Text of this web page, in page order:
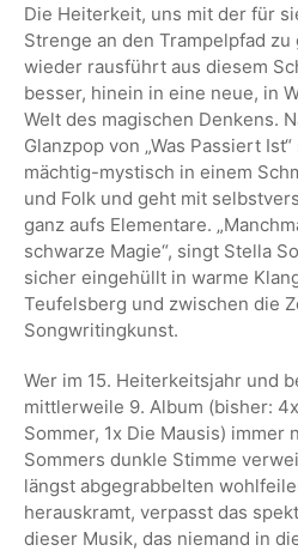
Die Heiterkeit, uns mit der für
Strenge an den Trampelpfad
wieder rausführt aus diesem
besser, hinein in eine neue, in
Welt des magischen Denkens.
Glanzpop von „Was Passiert
mächtig-mystisch in einem
und Folk und geht mit
ganz aufs Elementare.
schwarze Magie“, singt Stella
sicher eingehüllt in warme
Teufelsberg und zwischen die
Songwritingkunst.
Wer im 15. Heiterkeitsjahr und
mittlerweile 9. Album (bisher:
Sommer, 1x Die Mausis) immer
Sommers dunkle Stimme
längst abgegrabbelten
herauskramt, verpasst das
dieser Musik, das niemand in